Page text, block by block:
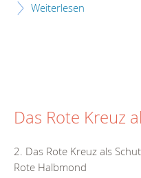
Weiterlesen
Das Rote Kreuz
2. Das Rote Kreuz als
Rote Halbmond